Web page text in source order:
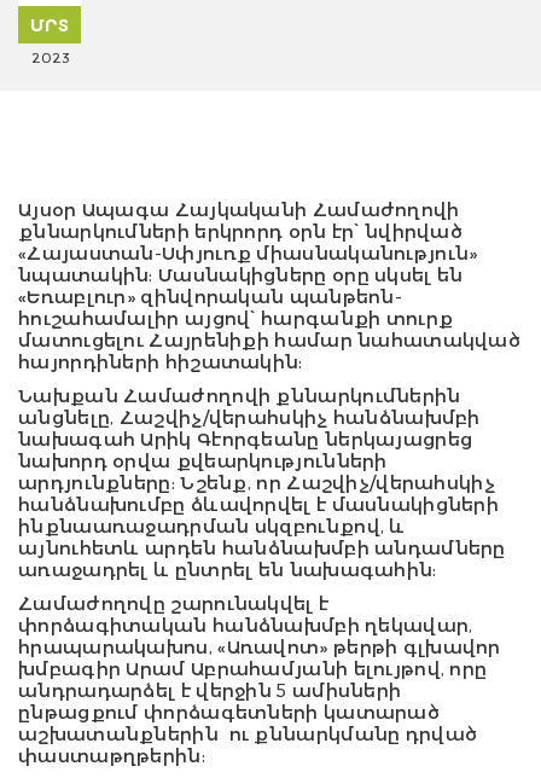
ՄՐՏ
2023
Այսօր Ապագա Հայկականի Համաժողովի
քննարկումների երկրորդ օրն էր՝ նվիրված
«Հայաստան-Սփյուռք միասնականություն»
նպատակին: Մասնակիցները օրը սկսել են
«Եռաբլուր» զինվորական պանթեոն-
հուշահամալիր այցով՝ հարգանքի տուրք
մատուցելու Հայրենիքի համար նահատակված
հայորդիների հիշատակին:
Նախքան Համաժողովի քննարկումներին
անցնելը, Հաշվիչ/վերահսկիչ հանձնախմբի
նախագահ Արիկ Գէորգեանը ներկայացրեց
նախորդ օրվա քվեարկությունների
արդյունքները: Նշենք, որ Հաշվիչ/վերահսկիչ
հանձնախումբը ձևավորվել է մասնակիցների
ինքնաառաջադրման սկզբունքով, և
այնուհետև արդեն հանձնախմբի անդամները
առաջադրել և ընտրել են նախագահին:
Համաժողովը շարունակվել է
փորձագիտական հանձնախմբի ղեկավար,
հրապարակախոս, «Առավոտ» թերթի գլխավոր
խմբագիր Արամ Աբրահամյանի ելույթով, որը
անդրադարձել է վերջին 5 ամիսների
ընթացքում փորձագետների կատարած
աշխատանքներին ու քննարկմանը դրված
փաստաթղթերին: